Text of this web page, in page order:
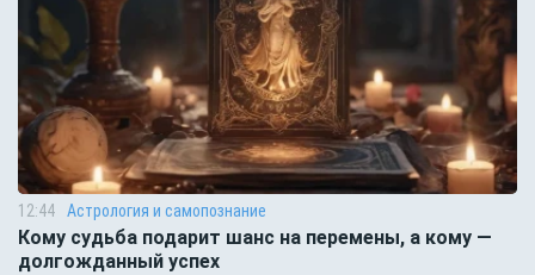
12:44 Астрология и самопознание
Кому судьба подарит шанс на перемены, а кому —
долгожданный успех